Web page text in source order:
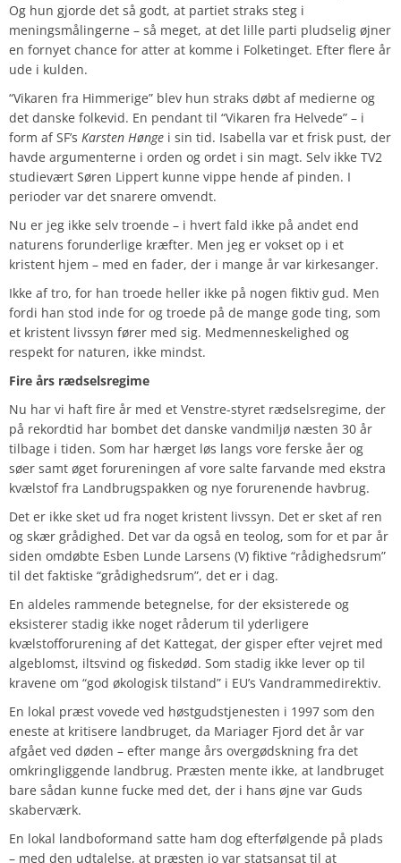
Og hun gjorde det så godt, at partiet straks steg i
meningsmålingerne – så meget, at det lille parti pludselig øjner
en fornyet chance for atter at komme i Folketinget. Efter flere år
ude i kulden.
“Vikaren fra Himmerige” blev hun straks døbt af medierne og
det danske folkevid. En pendant til “Vikaren fra Helvede” – i
form af SF’s Karsten Hønge i sin tid. Isabella var et frisk pust, der
havde argumenterne i orden og ordet i sin magt. Selv ikke TV2
studievært Søren Lippert kunne vippe hende af pinden. I
perioder var det snarere omvendt.
Nu er jeg ikke selv troende – i hvert fald ikke på andet end
naturens forunderlige kræfter. Men jeg er vokset op i et
kristent hjem – med en fader, der i mange år var kirkesanger.
Ikke af tro, for han troede heller ikke på nogen fiktiv gud. Men
fordi han stod inde for og troede på de mange gode ting, som
et kristent livssyn fører med sig. Medmenneskelighed og
respekt for naturen, ikke mindst.
Fire års rædselsregime
Nu har vi haft fire år med et Venstre-styret rædselsregime, der
på rekordtid har bombet det danske vandmiljø næsten 30 år
tilbage i tiden. Som har hærget løs langs vore ferske åer og
søer samt øget forureningen af vore salte farvande med ekstra
kvælstof fra Landbrugspakken og nye forurenende havbrug.
Det er ikke sket ud fra noget kristent livssyn. Det er sket af ren
og skær grådighed. Det var da også en teolog, som for et par år
siden omdøbte Esben Lunde Larsens (V) fiktive “rådighedsrum”
til det faktiske “grådighedsrum”, det er i dag.
En aldeles rammende betegnelse, for der eksisterede og
eksisterer stadig ikke noget råderum til yderligere
kvælstofforurening af det Kattegat, der gisper efter vejret med
algeblomst, iltsvind og fiskedød. Som stadig ikke lever op til
kravene om “god økologisk tilstand” i EU’s Vandrammedirektiv.
En lokal præst vovede ved høstgudstjenesten i 1997 som den
eneste at kritisere landbruget, da Mariager Fjord det år var
afgået ved døden – efter mange års overgødskning fra det
omkringliggende landbrug. Præsten mente ikke, at landbruget
bare sådan kunne fucke med det, der i hans øjne var Guds
skaberværk.
En lokal landboformand satte ham dog efterfølgende på plads
– med den udtalelse, at præsten jo var statsansat til at